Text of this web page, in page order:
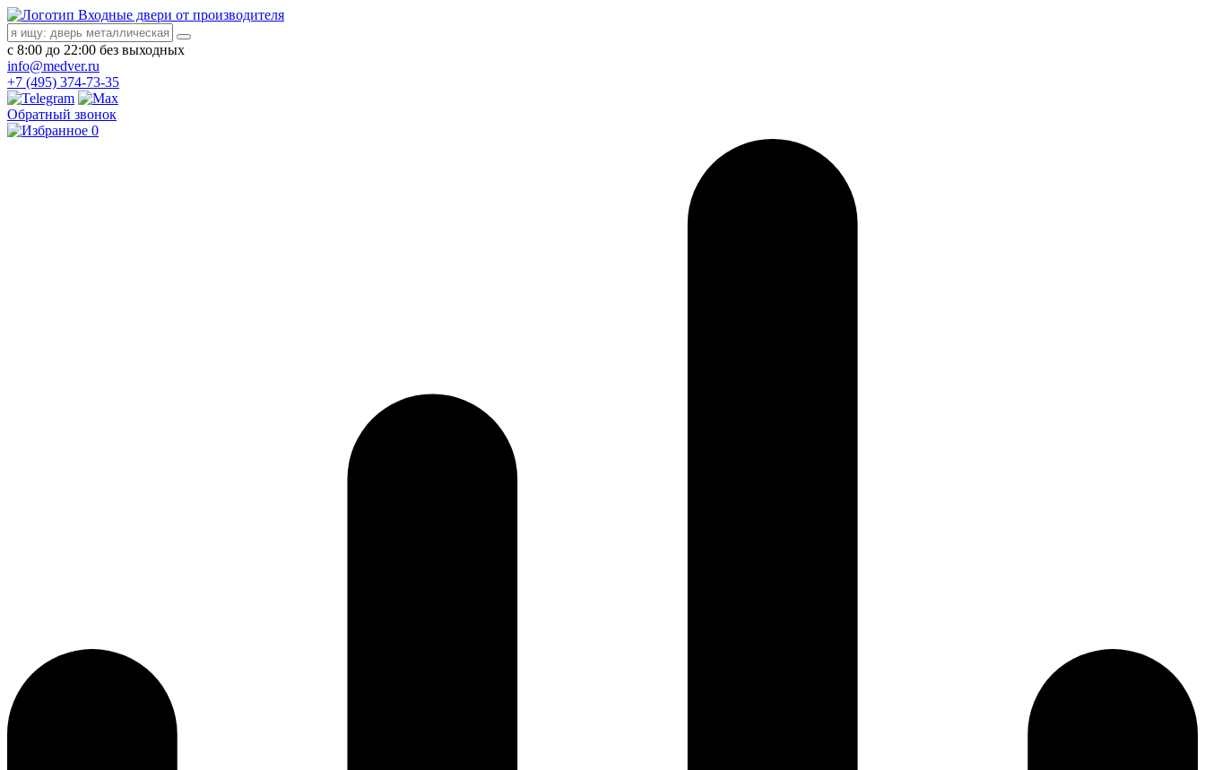
Входные двери от производителя
с 8:00 до 22:00 без выходных
info@medver.ru
+7 (495) 374-73-35
Обратный звонок
0